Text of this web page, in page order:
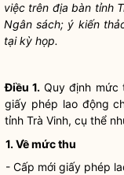
việc trên địa bàn tỉnh
Ngân sách; ý kiến
tại kỳ họp.
Điều 1. Quy định mức
giấy phép lao động
tỉnh Trà Vinh, cụ thể
1. Về mức thu
- Cấp mới giấy phép